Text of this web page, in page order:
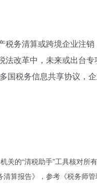
务清算或跨境企业注
改革中，未来或出台
国税务信息共享协议，
的“清税助手”工具核对所
算报告》，参考《税务师管